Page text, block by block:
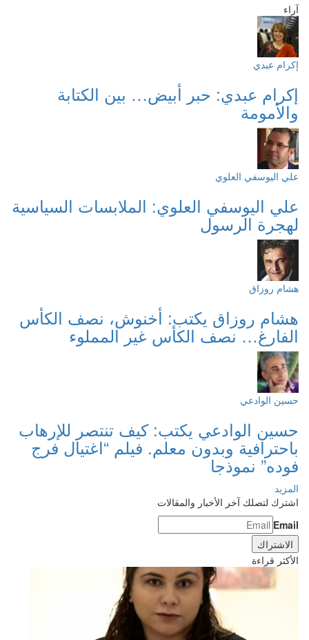
آراء
إكرام عبدي
إكرام عبدي: حبر أبيض… بين الكتابة
والأمومة
علي اليوسفي العلوي
علي اليوسفي العلوي: الملابسات السياسية
لهجرة الرسول
هشام روزاق
هشام روزاق يكتب: أخنوش، نصف الكأس
الفارغ… نصف الكأس غير المملوء
حسين الوادعي
حسين الوادعي يكتب: كيف تنتصر للإرهاب
باحترافية وبدون معلم. فيلم “اغتيال فرج
فوده” نموذجا
المزيد
اشترك لتصلك آخر الأخبار والمقالات
Email
الأكثر قراءة